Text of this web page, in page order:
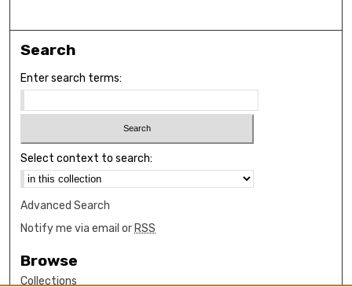
Search
Enter search terms:
Select context to search:
Advanced Search
Notify me via email or RSS
Browse
Collections